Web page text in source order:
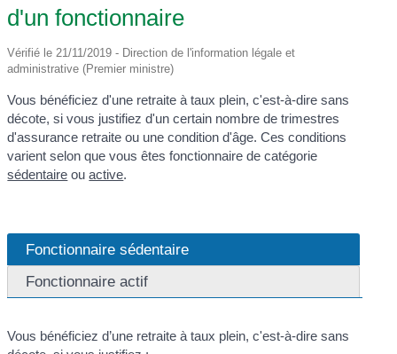
d'un fonctionnaire
Vérifié le 21/11/2019 - Direction de l'information légale et
administrative (Premier ministre)
Vous bénéficiez d'une retraite à taux plein, c'est-à-dire sans
décote, si vous justifiez d'un certain nombre de trimestres
d'assurance retraite ou une condition d'âge. Ces conditions
varient selon que vous êtes fonctionnaire de catégorie
sédentaire ouactive.
Fonctionnaire sédentaire
Fonctionnaire actif
Vous bénéficiez d’une retraite à taux plein, c'est-à-dire sans